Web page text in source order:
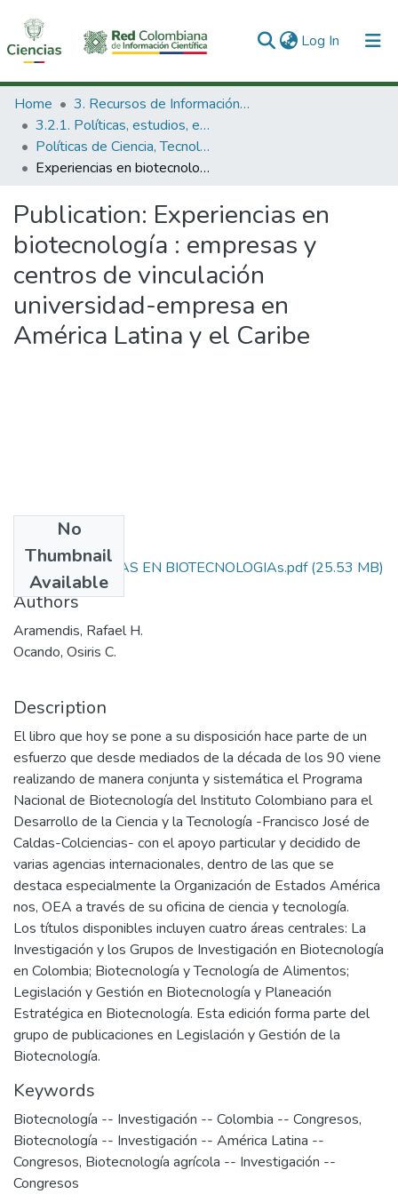
Log In (current)
Communities & Collections
All of DSpace
Statistics
Home
3. Recursos de Información Científica y Tecnológica
3.2.1. Políticas, estudios, evaluaciones e indicadores de CTeI
Políticas de Ciencia, Tecnología e Innovación
Experiencias en biotecnología : empresas y centros de vinculación universidad-empresa en América Latina y el Caribe
Publication: Experiencias en
biotecnología : empresas y
centros de vinculación
universidad-empresa en
América Latina y el Caribe
No
Thumbnail
Available
78. EXPERIENCIAS EN BIOTECNOLOGIAs.pdf(25.53 MB)
Authors
Aramendis, Rafael H.
Ocando, Osiris C.
Description
El libro que hoy se pone a su disposición hace parte de un
esfuerzo que desde mediados de la década de los 90 viene
realizando de manera conjunta y sistemática el Programa
Nacional de Biotecnología del Instituto Colombiano para el
Desarrollo de la Ciencia y la Tecnología -Francisco José de
Caldas-Colciencias- con el apoyo particular y decidido de
varias agencias internacionales, dentro de las que se
destaca especialmente la Organización de Estados América
nos, OEA a través de su oficina de ciencia y tecnología.
Los títulos disponibles incluyen cuatro áreas centrales: La
Investigación y los Grupos de Investigación en Biotecnología
en Colombia; Biotecnología y Tecnología de Alimentos;
Legislación y Gestión en Biotecnología y Planeación
Estratégica en Biotecnología. Esta edición forma parte del
grupo de publicaciones en Legislación y Gestión de la
Biotecnología.
Keywords
Biotecnología -- Investigación -- Colombia -- Congresos,
Biotecnología -- Investigación -- América Latina --
Congresos, Biotecnología agrícola -- Investigación --
Congresos